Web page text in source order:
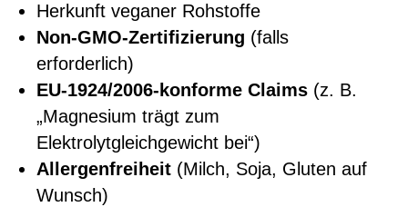
Herkunft veganer Rohstoffe
Non-GMO-Zertifizierung (falls
erforderlich)
EU-1924/2006-konforme Claims (z. B.
„Magnesium trägt zum
Elektrolytgleichgewicht bei“)
Allergenfreiheit (Milch, Soja, Gluten auf
Wunsch)